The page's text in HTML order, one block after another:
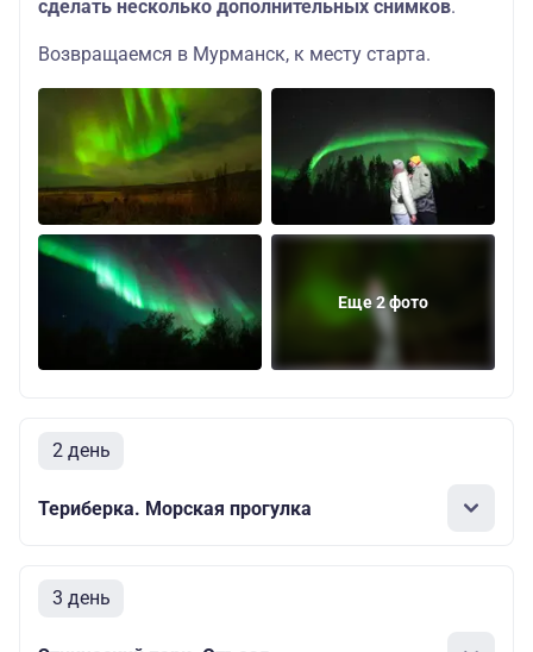
сделать несколько дополнительных снимков.
Возвращаемся в Мурманск, к месту старта.
Еще 2 фото
2 день
Териберка. Морская прогулка
3 день